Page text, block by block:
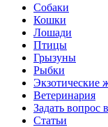
Собаки
Кошки
Лошади
Птицы
Грызуны
Рыбки
Экзотические
Ветеринария
Задать вопрос
Статьи